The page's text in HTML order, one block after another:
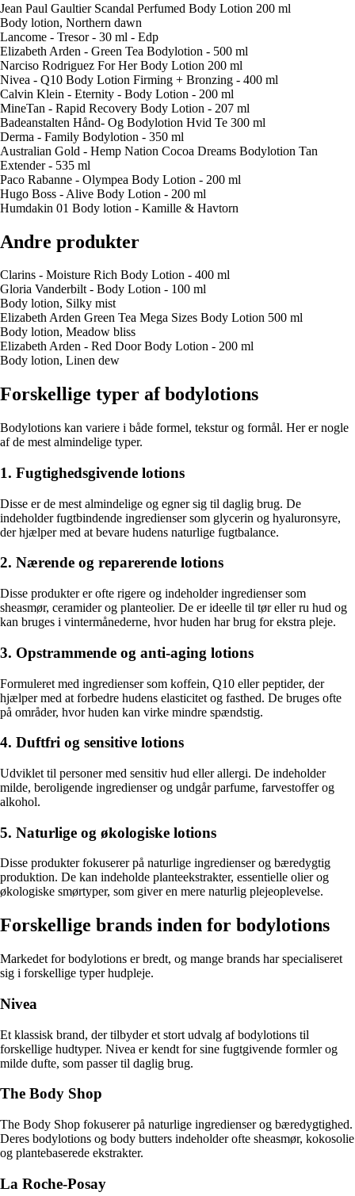
Jean Paul Gaultier Scandal Perfumed Body Lotion 200 ml
Body lotion, Northern dawn
Lancome - Tresor - 30 ml - Edp
Elizabeth Arden - Green Tea Bodylotion - 500 ml
Narciso Rodriguez For Her Body Lotion 200 ml
Nivea - Q10 Body Lotion Firming + Bronzing - 400 ml
Calvin Klein - Eternity - Body Lotion - 200 ml
MineTan - Rapid Recovery Body Lotion - 207 ml
Badeanstalten Hånd- Og Bodylotion Hvid Te 300 ml
Derma - Family Bodylotion - 350 ml
Australian Gold - Hemp Nation Cocoa Dreams Bodylotion Tan
Extender - 535 ml
Paco Rabanne - Olympea Body Lotion - 200 ml
Hugo Boss - Alive Body Lotion - 200 ml
Humdakin 01 Body lotion - Kamille & Havtorn
Andre produkter
Clarins - Moisture Rich Body Lotion - 400 ml
Gloria Vanderbilt - Body Lotion - 100 ml
Body lotion, Silky mist
Elizabeth Arden Green Tea Mega Sizes Body Lotion 500 ml
Body lotion, Meadow bliss
Elizabeth Arden - Red Door Body Lotion - 200 ml
Body lotion, Linen dew
Forskellige typer af bodylotions
Bodylotions kan variere i både formel, tekstur og formål. Her er nogle
af de mest almindelige typer.
1. Fugtighedsgivende lotions
Disse er de mest almindelige og egner sig til daglig brug. De
indeholder fugtbindende ingredienser som glycerin og hyaluronsyre,
der hjælper med at bevare hudens naturlige fugtbalance.
2. Nærende og reparerende lotions
Disse produkter er ofte rigere og indeholder ingredienser som
sheasmør, ceramider og planteolier. De er ideelle til tør eller ru hud og
kan bruges i vintermånederne, hvor huden har brug for ekstra pleje.
3. Opstrammende og anti-aging lotions
Formuleret med ingredienser som koffein, Q10 eller peptider, der
hjælper med at forbedre hudens elasticitet og fasthed. De bruges ofte
på områder, hvor huden kan virke mindre spændstig.
4. Duftfri og sensitive lotions
Udviklet til personer med sensitiv hud eller allergi. De indeholder
milde, beroligende ingredienser og undgår parfume, farvestoffer og
alkohol.
5. Naturlige og økologiske lotions
Disse produkter fokuserer på naturlige ingredienser og bæredygtig
produktion. De kan indeholde planteekstrakter, essentielle olier og
økologiske smørtyper, som giver en mere naturlig plejeoplevelse.
Forskellige brands inden for bodylotions
Markedet for bodylotions er bredt, og mange brands har specialiseret
sig i forskellige typer hudpleje.
Nivea
Et klassisk brand, der tilbyder et stort udvalg af bodylotions til
forskellige hudtyper. Nivea er kendt for sine fugtgivende formler og
milde dufte, som passer til daglig brug.
The Body Shop
The Body Shop fokuserer på naturlige ingredienser og bæredygtighed.
Deres bodylotions og body butters indeholder ofte sheasmør, kokosolie
og plantebaserede ekstrakter.
La Roche-Posay